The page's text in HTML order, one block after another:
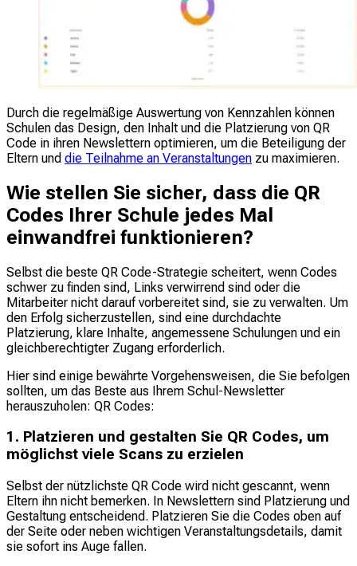
Durch die regelmäßige Auswertung von Kennzahlen können
Schulen das Design, den Inhalt und die Platzierung von QR
Code in ihren Newslettern optimieren, um die Beteiligung der
Eltern und die Teilnahme an Veranstaltungen zu maximieren.
Wie stellen Sie sicher, dass die QR
Codes Ihrer Schule jedes Mal
einwandfrei funktionieren?
Selbst die beste QR Code-Strategie scheitert, wenn Codes
schwer zu finden sind, Links verwirrend sind oder die
Mitarbeiter nicht darauf vorbereitet sind, sie zu verwalten. Um
den Erfolg sicherzustellen, sind eine durchdachte
Platzierung, klare Inhalte, angemessene Schulungen und ein
gleichberechtigter Zugang erforderlich.
Hier sind einige bewährte Vorgehensweisen, die Sie befolgen
sollten, um das Beste aus Ihrem Schul-Newsletter
herauszuholen: QR Codes:
1. Platzieren und gestalten Sie QR Codes, um
möglichst viele Scans zu erzielen
Selbst der nützlichste QR Code wird nicht gescannt, wenn
Eltern ihn nicht bemerken. In Newslettern sind Platzierung und
Gestaltung entscheidend. Platzieren Sie die Codes oben auf
der Seite oder neben wichtigen Veranstaltungsdetails, damit
sie sofort ins Auge fallen.